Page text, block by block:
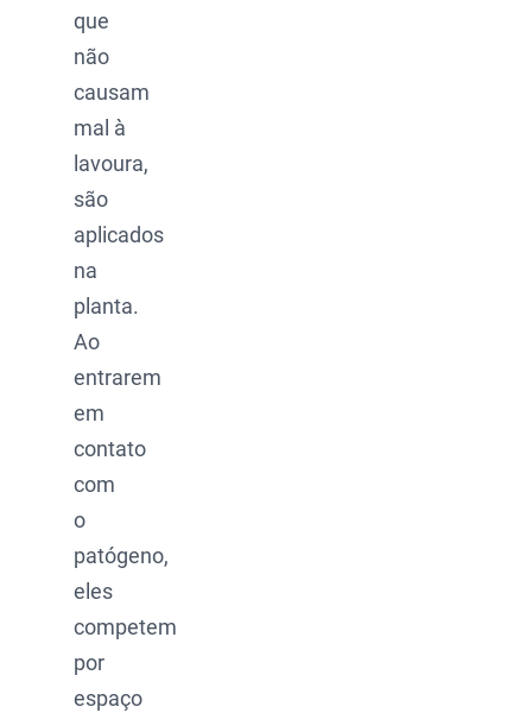
que
não
causam
mal à
lavoura,
são
aplicados
na
planta.
Ao
entrarem
em
contato
com
o
patógeno,
eles
competem
por
espaço